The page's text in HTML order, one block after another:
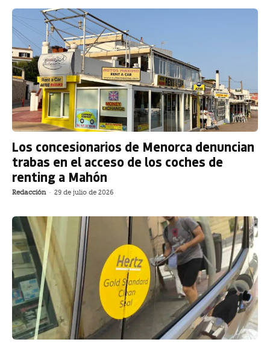
Los concesionarios de Menorca denuncian
trabas en el acceso de los coches de
renting a Mahón
Redacción - 29 de julio de 2026